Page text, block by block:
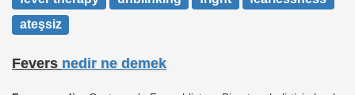
ateşsiz
Fevers nedir ne demek